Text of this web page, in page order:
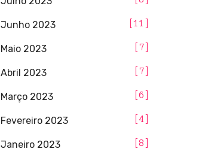
Junho 2023 11
Maio 2023 7
Abril 2023 7
Março 2023 6
Fevereiro 2023 4
Janeiro 2023 8